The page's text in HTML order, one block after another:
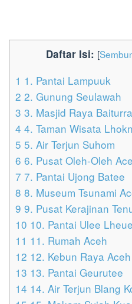
Daftar Isi: [
1 1. Pantai Lampuuk
2 2. Gunung Seulawah
3 3. Masjid Raya
4 4. Taman Wisata
5 5. Air Terjun Suhom
6 6. Pusat Oleh-Oleh
7 7. Pantai Ujong Batee
8 8. Museum Tsunami
9 9. Pusat Kerajinan
10 10. Pantai Ulee Lheue
11 11. Rumah Aceh
12 12. Kebun Raya
13 13. Pantai Geurutee
14 14. Air Terjun Blang